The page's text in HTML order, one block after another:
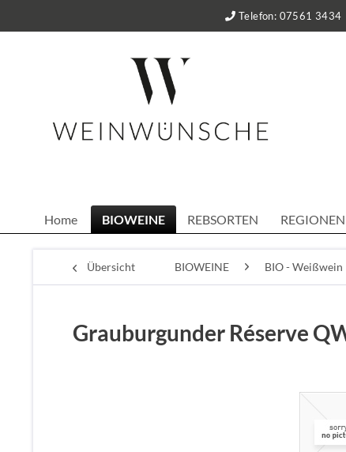
Telefon: 07561 3434
Home BIOWEINE REBSORTEN REGIONEN
Übersicht BIOWEINE BIO - Weißwein
Grauburgunder Réserve